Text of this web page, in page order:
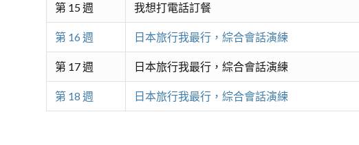
第 15 週 我想打電話訂餐
第 16 週 日本旅行我最行，綜合會話演練
第 17 週 日本旅行我最行，綜合會話演練
第 18 週 日本旅行我最行，綜合會話演練